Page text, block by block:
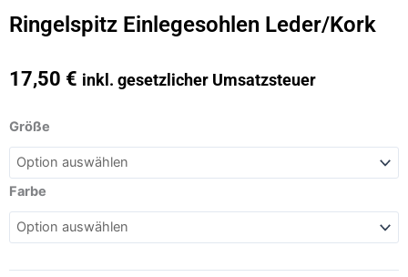
Ringelspitz Einlegesohlen Leder/Kork
17,50 € inkl. gesetzlicher Umsatzsteuer
Größe
Farbe
Ringelspitz
Einlegesohlen
Leder/Kork
Menge